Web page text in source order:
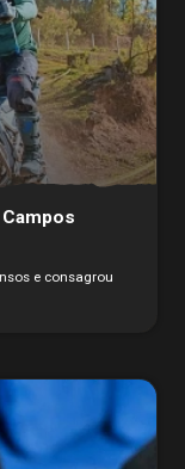
e consagrou